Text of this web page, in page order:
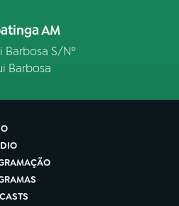
AM
Barbosa S/Nº
Barbosa